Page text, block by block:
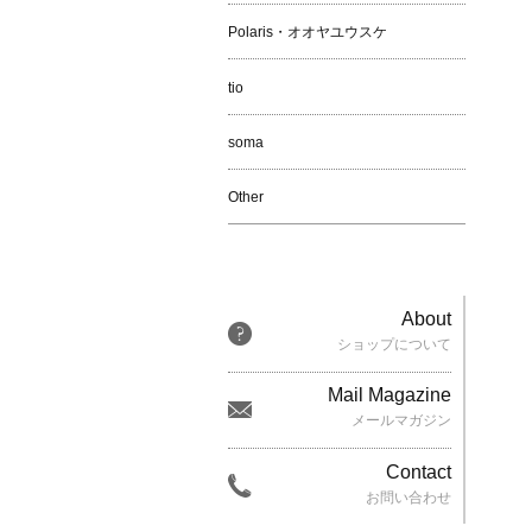
Polaris・オオヤユウスケ
tio
soma
Other
About
ショップについて
Mail Magazine
メールマガジン
Contact
お問い合わせ